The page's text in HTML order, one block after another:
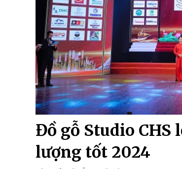
Đồ gỗ Studio CHS
lượng tốt 2024